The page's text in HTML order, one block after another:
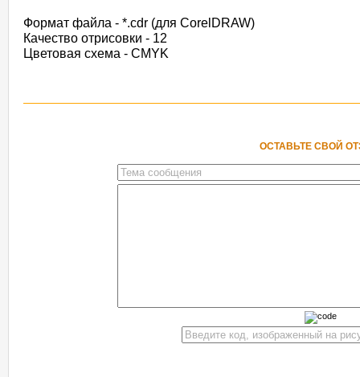
Формат файла - *.cdr (для CorelDRAW)
Качество отрисовки - 12
Цветовая схема - CMYK
ОСТАВЬТЕ СВОЙ